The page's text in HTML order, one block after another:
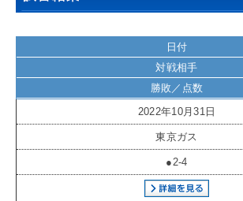
企業情報
ご家庭のお客さま
業務用・産業用のお客さま
日付
対戦相手
勝敗／点数
2022年10月31日
東京ガス
●2-4